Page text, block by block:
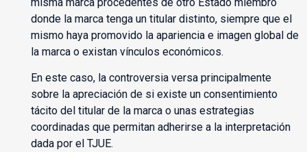
donde la marca tenga un titular distinto, siempre que el
mismo haya promovido la apariencia e imagen global de
la marca o existan vínculos económicos.
En este caso, la controversia versa principalmente
sobre la apreciación de si existe un consentimiento
tácito del titular de la marca o unas estrategias
coordinadas que permitan adherirse a la interpretación
dada por el TJUE.